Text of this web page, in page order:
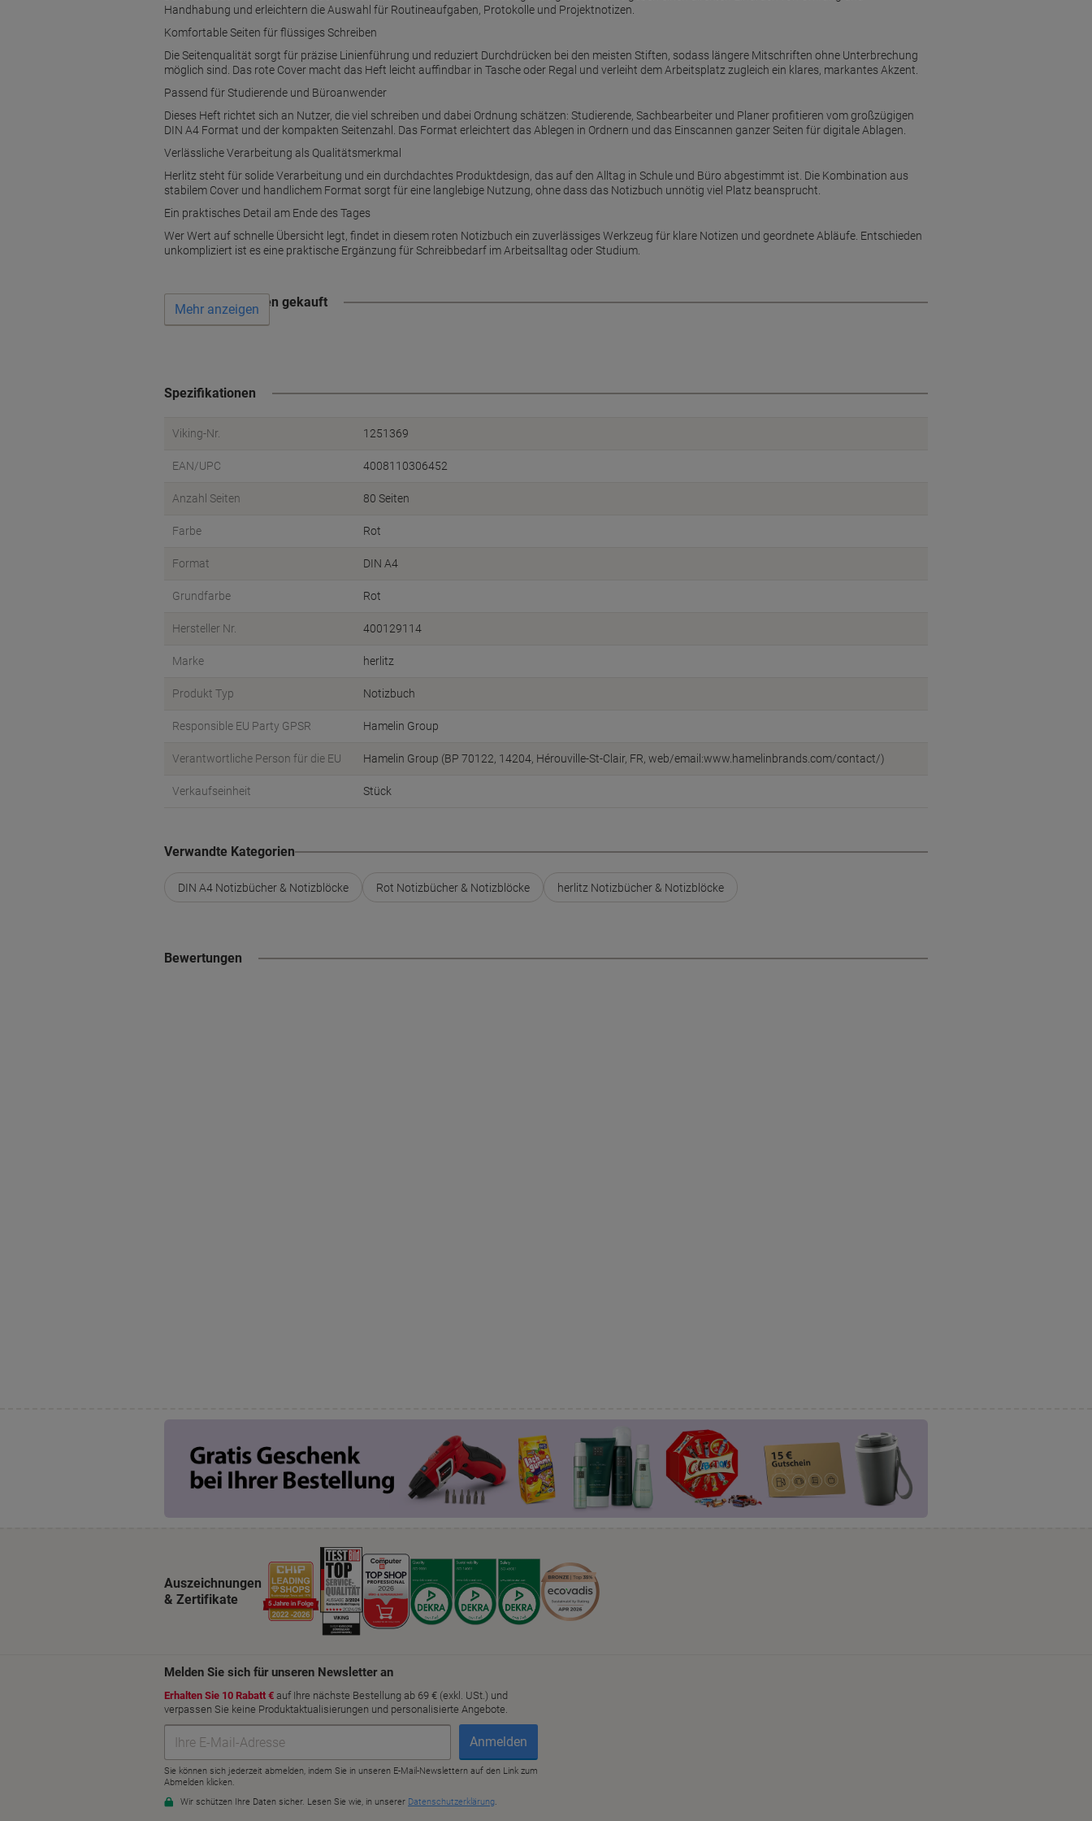
Handhabung und erleichtern die Auswahl für Routineaufgaben, Protokolle und Projektnotizen.
Komfortable Seiten für flüssiges Schreiben
Die Seitenqualität sorgt für präzise Linienführung und reduziert Durchdrücken bei den meisten Stiften, sodass längere Mitschriften ohne Unterbrechung
möglich sind. Das rote Cover macht das Heft leicht auffindbar in Tasche oder Regal und verleiht dem Arbeitsplatz zugleich ein klares, markantes Akzent.
Passend für Studierende und Büroanwender
Dieses Heft richtet sich an Nutzer, die viel schreiben und dabei Ordnung schätzen: Studierende, Sachbearbeiter und Planer profitieren vom großzügigen
DIN A4 Format und der kompakten Seitenzahl. Das Format erleichtert das Ablegen in Ordnern und das Einscannen ganzer Seiten für digitale Ablagen.
Verlässliche Verarbeitung als Qualitätsmerkmal
Herlitz steht für solide Verarbeitung und ein durchdachtes Produktdesign, das auf den Alltag in Schule und Büro abgestimmt ist. Die Kombination aus
stabilem Cover und handlichem Format sorgt für eine langlebige Nutzung, ohne dass das Notizbuch unnötig viel Platz beansprucht.
Ein praktisches Detail am Ende des Tages
Wer Wert auf schnelle Übersicht legt, findet in diesem roten Notizbuch ein zuverlässiges Werkzeug für klare Notizen und geordnete Abläufe. Entschieden
unkompliziert ist es eine praktische Ergänzung für Schreibbedarf im Arbeitsalltag oder Studium.
Wird oft zusammen gekauft
Mehr anzeigen
Spezifikationen
Viking-Nr. 1251369
EAN/UPC 4008110306452
Anzahl Seiten 80 Seiten
Farbe Rot
Format DIN A4
Grundfarbe Rot
Hersteller Nr. 400129114
Marke herlitz
Produkt Typ Notizbuch
Responsible EU Party GPSR Hamelin Group
Verantwortliche Person für die EU Hamelin Group (BP 70122, 14204, Hérouville-St-Clair, FR, web/email:www.hamelinbrands.com/contact/)
Verkaufseinheit Stück
Verwandte Kategorien
DIN A4 Notizbücher & Notizblöcke Rot Notizbücher & Notizblöcke herlitz Notizbücher & Notizblöcke
Bewertungen
Auszeichnungen
& Zertifikate